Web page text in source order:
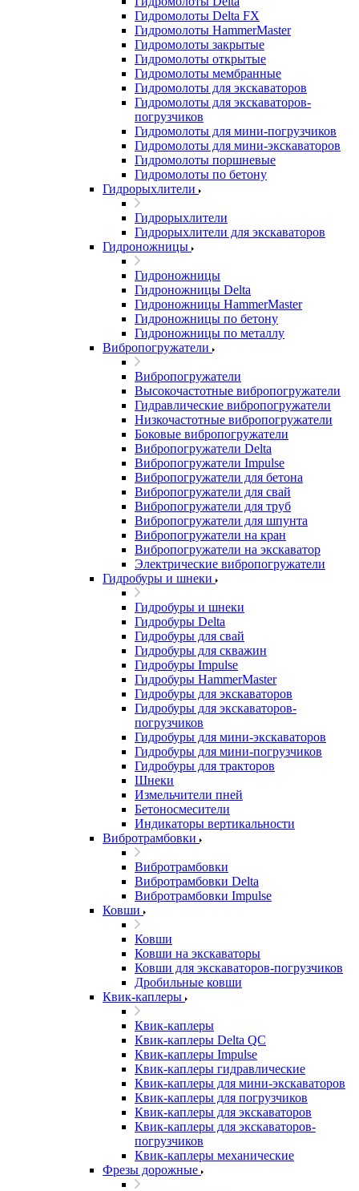
Гидромолоты Delta FX
Гидромолоты HammerMaster
Гидромолоты закрытые
Гидромолоты открытые
Гидромолоты мембранные
Гидромолоты для экскаваторов
Гидромолоты для экскаваторов-
погрузчиков
Гидромолоты для мини-погрузчиков
Гидромолоты для мини-экскаваторов
Гидромолоты поршневые
Гидромолоты по бетону
Гидрорыхлители
Гидрорыхлители
Гидрорыхлители для экскаваторов
Гидроножницы
Гидроножницы
Гидроножницы Delta
Гидроножницы HammerMaster
Гидроножницы по бетону
Гидроножницы по металлу
Вибропогружатели
Вибропогружатели
Высокочастотные вибропогружатели
Гидравлические вибропогружатели
Низкочастотные вибропогружатели
Боковые вибропогружатели
Вибропогружатели Delta
Вибропогружатели Impulse
Вибропогружатели для бетона
Вибропогружатели для свай
Вибропогружатели для труб
Вибропогружатели для шпунта
Вибропогружатели на кран
Вибропогружатели на экскаватор
Электрические вибропогружатели
Гидробуры и шнеки
Гидробуры и шнеки
Гидробуры Delta
Гидробуры для свай
Гидробуры для скважин
Гидробуры Impulse
Гидробуры HammerMaster
Гидробуры для экскаваторов
Гидробуры для экскаваторов-
погрузчиков
Гидробуры для мини-экскаваторов
Гидробуры для мини-погрузчиков
Гидробуры для тракторов
Шнеки
Измельчители пней
Бетоносмесители
Индикаторы вертикальности
Вибротрамбовки
Вибротрамбовки
Вибротрамбовки Delta
Вибротрамбовки Impulse
Ковши
Ковши
Ковши на экскаваторы
Ковши для экскаваторов-погрузчиков
Дробильные ковши
Квик-каплеры
Квик-каплеры
Квик-каплеры Delta QC
Квик-каплеры Impulse
Квик-каплеры гидравлические
Квик-каплеры для мини-экскаваторов
Квик-каплеры для погрузчиков
Квик-каплеры для экскаваторов
Квик-каплеры для экскаваторов-
погрузчиков
Квик-каплеры механические
Фрезы дорожные